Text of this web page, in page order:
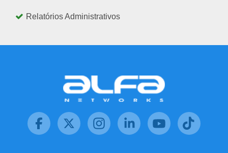
Relatórios Administrativos